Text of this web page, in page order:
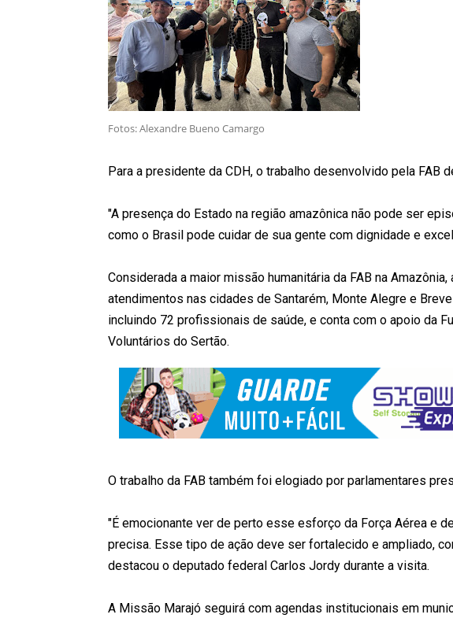
Fotos: Alexandre Bueno Camargo
Para a presidente da CDH, o trabalho desenvolvido pela FAB
"A presença do Estado na região amazônica não pode ser
como o Brasil pode cuidar de sua gente com dignidade e
Considerada a maior missão humanitária da FAB na
atendimentos nas cidades de Santarém, Monte Alegre e
incluindo 72 profissionais de saúde, e conta com o apoio da
Voluntários do Sertão.
O trabalho da FAB também foi elogiado por parlamentares
"É emocionante ver de perto esse esforço da Força Aérea e
precisa. Esse tipo de ação deve ser fortalecido e ampliado,
destacou o deputado federal Carlos Jordy durante a visita.
A Missão Marajó seguirá com agendas institucionais em